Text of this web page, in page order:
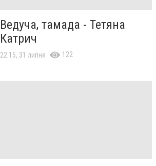
Ведуча, тамада - Тетяна
Катрич
22:15, 31 липня 122